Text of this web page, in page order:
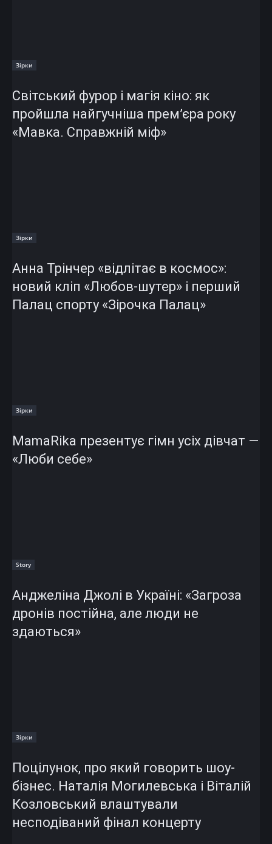
Зірки
Світський фурор і магія кіно: як
пройшла найгучніша прем’єра року
«Мавка. Справжній міф»
Зірки
Анна Трінчер «відлітає в космос»:
новий кліп «Любов-шутер» і перший
Палац спорту «Зірочка Палац»
Зірки
MamaRika презентує гімн усіх дівчат —
«Люби себе»
Story
Анджеліна Джолі в Україні: «Загроза
дронів постійна, але люди не
здаються»
Зірки
Поцілунок, про який говорить шоу-
бізнес. Наталія Могилевська і Віталій
Козловський влаштували
несподіваний фінал концерту